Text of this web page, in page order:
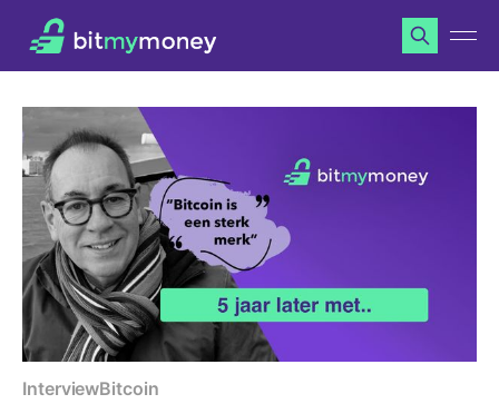
InterviewBitcoin